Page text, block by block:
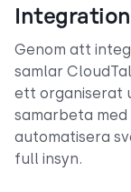
Genom att
samlar
ett organiserat
samarbeta
automatisera
full insyn.